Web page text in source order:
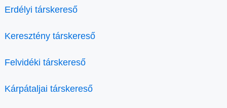
Erdélyi társkereső
Keresztény társkereső
Felvidéki társkereső
Kárpátaljai társkereső